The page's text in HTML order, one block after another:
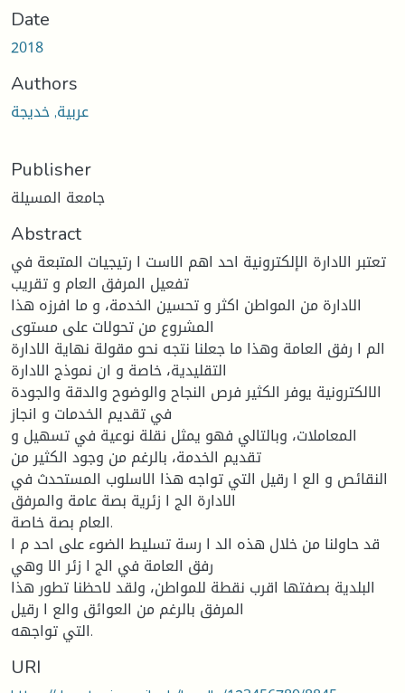
Date
2018
Authors
عربية, خديجة
Publisher
جامعة المسيلة
Abstract
تعتبر الادارة الإلكترونية احد اهم الاست ا رتيجيات المتبعة في
تفعيل المرفق العام و تقريب
الادارة من المواطن اكثر و تحسين الخدمة، و ما افرزه هذا
المشروع من تحولات على مستوى
الم ا رفق العامة وهذا ما جعلنا نتجه نحو مقولة نهاية الادارة
التقليدية، خاصة و ان نموذج الادارة
الالكترونية يوفر الكثير فرص النجاح والوضوح والدقة والجودة
في تقديم الخدمات و انجاز
المعاملات، وبالتالي فهو يمثل نقلة نوعية في تسهيل و
تقديم الخدمة، بالرغم من وجود الكثير من
النقائص و الع ا رقيل التي تواجه هذا الاسلوب المستحدث في
الادارة الج ا زئرية بصة عامة والمرفق
العام بصة خاصة.
قد حاولنا من خلال هذه الد ا رسة تسليط الضوء على احد م ا
رفق العامة في الج ا زئر الا وهي
البلدية بصفتها اقرب نقطة للمواطن، ولقد لاحظنا تطور هذا
المرفق بالرغم من العوائق والع ا رقيل
التي تواجهه.
URI